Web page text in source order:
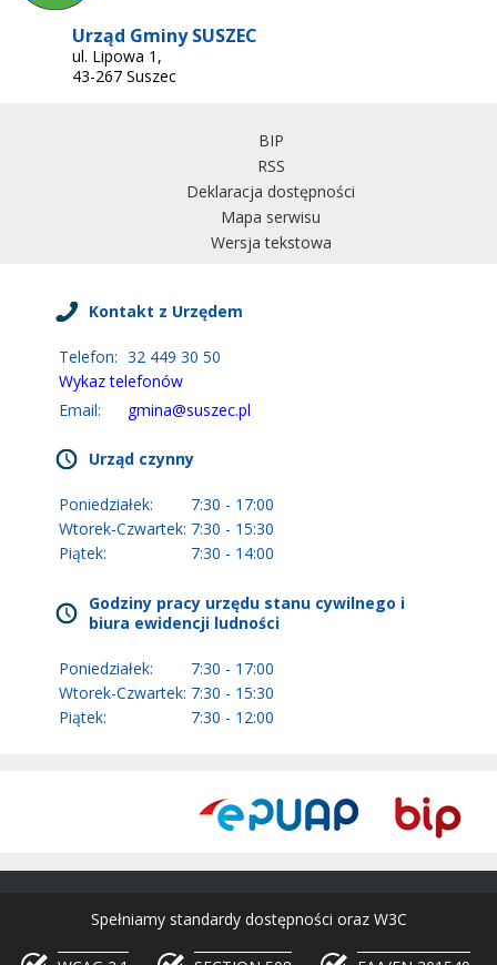
Urząd Gminy SUSZEC
ul. Lipowa 1,
43-267 Suszec
BIP
RSS
Deklaracja dostępności
Mapa serwisu
Wersja tekstowa
Kontakt z Urzędem
Telefon: 32 449 30 50
Wykaz telefonów
Email:
gmina@suszec.pl
Urząd czynny
Poniedziałek:
7:30 - 17:00
Wtorek-Czwartek: 7:30 - 15:30
Piątek:
7:30 - 14:00
Godziny pracy urzędu stanu cywilnego i
biura ewidencji ludności
Poniedziałek:
7:30 - 17:00
Wtorek-Czwartek: 7:30 - 15:30
Piątek:
7:30 - 12:00
Spełniamy standardy dostępności oraz W3C